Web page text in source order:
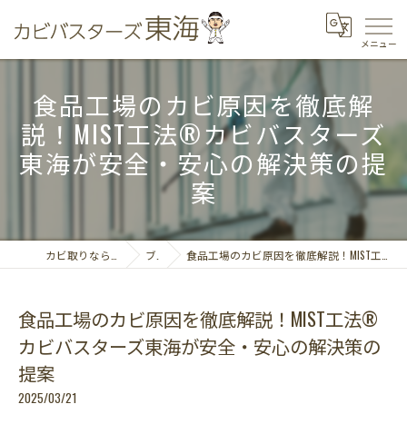
食品工場のカビ原因を徹底解
説！MIST工法®カビバスターズ
東海が安全・安心の解決策の提
案
ブログ 食品工場のカビ原因を徹底解説！MIST工法®カビバスターズ東海が安全・安心の解決策の提案
食品工場のカビ原因を徹底解説！MIST工法®
カビバスターズ東海が安全・安心の解決策の
提案
2025/03/21